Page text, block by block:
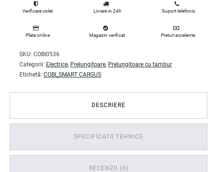
Verificare colet Livrare in 24h Suport telefonic
Plata online Magazin verificat Preturi excelente
SKU: COBI0536
Categorii: Electrice, Prelungitoare, Prelungitoare cu tambur
Etichetă: COBI_SMART CARGUS
DESCRIERE
SPECIFICATII TEHNICE
RECENZII (6)